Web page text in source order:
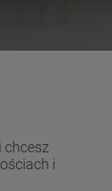
chcesz
i